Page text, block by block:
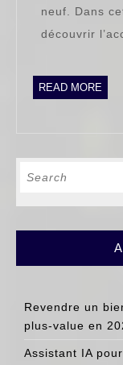
neuf. Dans
découvrir
READ MORE
Revendre un
plus-value en
Assistant IA